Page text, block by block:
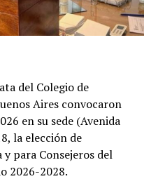
del Colegio de
Aires convocaron
en su sede (Avenida
la elección de
para Consejeros del
2026-2028.